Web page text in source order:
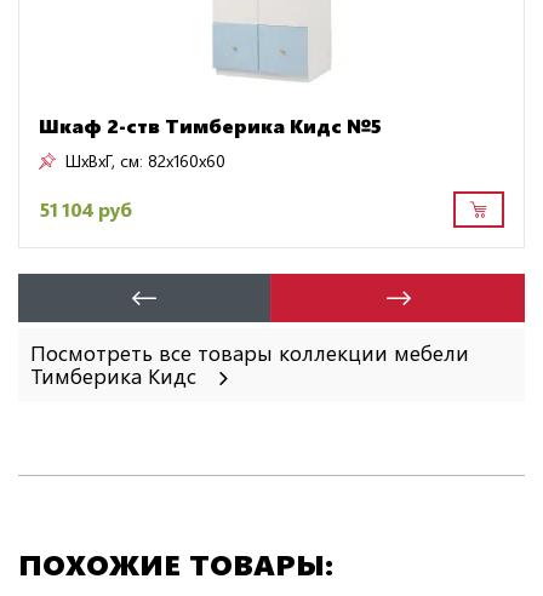
Шкаф 2-ств Тимберика Кидс №5
ШxВxГ, см: 82x160x60
51 104 руб
Посмотреть все товары коллекции мебели
Тимберика Кидс
ПОХОЖИЕ ТОВАРЫ: